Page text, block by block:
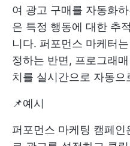
여 광고 구매를 자동화
은 특정 행동에 대한 추
니다. 퍼포먼스 마케터
정하는 반면, 프로그래
치를 실시간으로 자동으
📌예시
퍼포먼스 마케팅 캠페